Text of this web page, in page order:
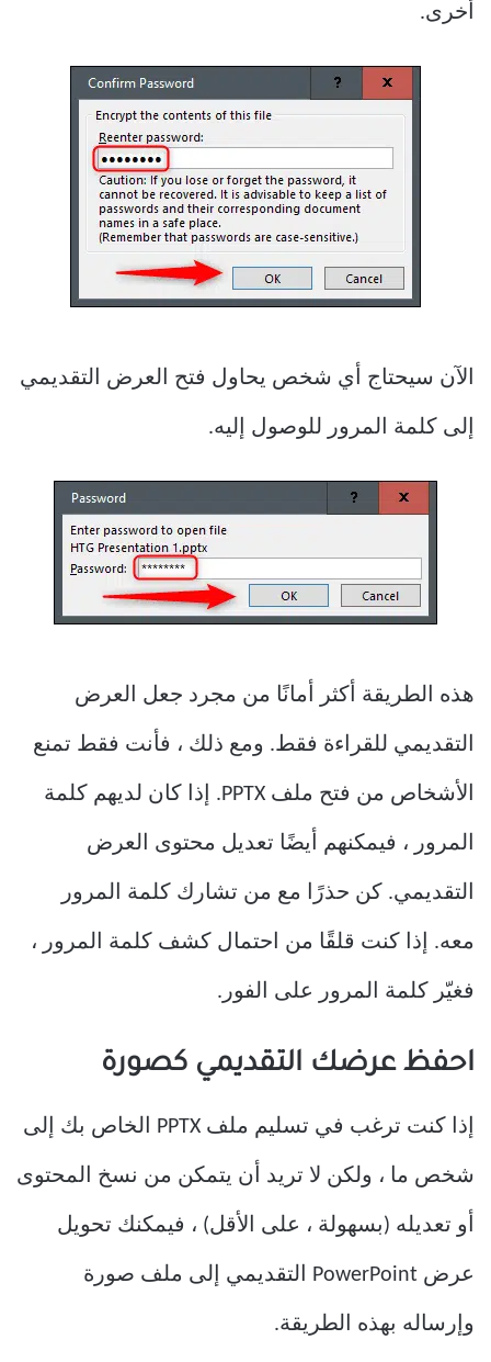
أخرى.
الآن سيحتاج أي شخص يحاول فتح العرض التقديمي
إلى كلمة المرور للوصول إليه.
هذه الطريقة أكثر أمانًا من مجرد جعل العرض
التقديمي للقراءة فقط. ومع ذلك ، فأنت فقط تمنع
الأشخاص من فتح ملف PPTX. إذا كان لديهم كلمة
المرور ، فيمكنهم أيضًا تعديل محتوى العرض
التقديمي. كن حذرًا مع من تشارك كلمة المرور
معه. إذا كنت قلقًا من احتمال كشف كلمة المرور ،
فغيّر كلمة المرور على الفور.
احفظ عرضك التقديمي كصورة
إذا كنت ترغب في تسليم ملف PPTX الخاص بك إلى
شخص ما ، ولكن لا تريد أن يتمكن من نسخ المحتوى
أو تعديله (بسهولة ، على الأقل) ، فيمكنك تحويل
عرض PowerPoint التقديمي إلى ملف صورة
وإرساله بهذه الطريقة.